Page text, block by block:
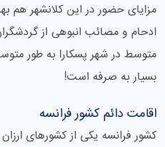
مزایای حضور در این کلانشهر هم
ادحام و مصائب انبوهی از
بسیار به صرفه است!
اقامت دائم کشور فرانسه
کشور فرانسه یکی از کشورهای